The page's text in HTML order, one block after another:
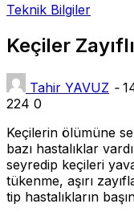
Teknik Bilgiler
Keçiler
Tahir YAVUZ -
224 0
Keçilerin ölümüne
bazı hastalıklar
seyredip keçileri
tükenme, aşırı
tip hastalıkların